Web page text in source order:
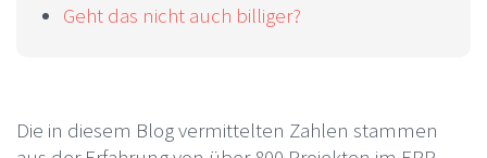
Geht das nicht auch billiger?
Die in diesem Blog vermittelten Zahlen stammen